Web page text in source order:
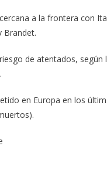
a la frontera con
Brandet.
de atentados, según
en Europa en los